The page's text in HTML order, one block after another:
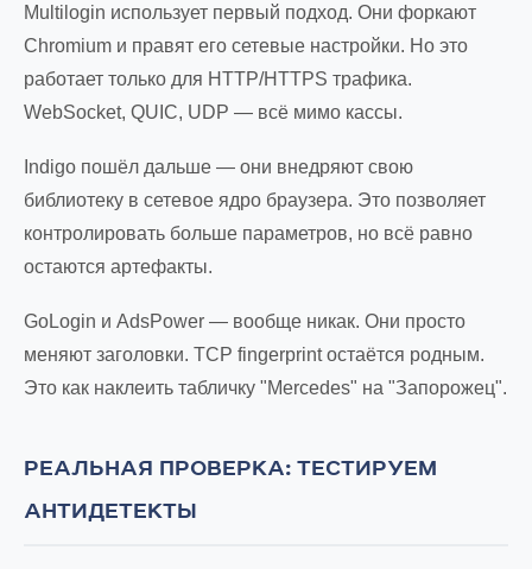
Multilogin использует первый подход. Они форкают
Chromium и правят его сетевые настройки. Но это
работает только для HTTP/HTTPS трафика.
WebSocket, QUIC, UDP — всё мимо кассы.
Indigo пошёл дальше — они внедряют свою
библиотеку в сетевое ядро браузера. Это позволяет
контролировать больше параметров, но всё равно
остаются артефакты.
GoLogin и AdsPower — вообще никак. Они просто
меняют заголовки. TCP fingerprint остаётся родным.
Это как наклеить табличку "Mercedes" на "Запорожец".
РЕАЛЬНАЯ ПРОВЕРКА: ТЕСТИРУЕМ
АНТИДЕТЕКТЫ